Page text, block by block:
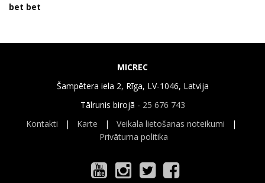
bet bet
MICREC
Šampētera iela 2, Rīga, LV-1046, Latvija
Tālrunis birojā - 25 676 743
Kontakti | Karte | Veikala lietošanas noteikumi |
Privātuma politika